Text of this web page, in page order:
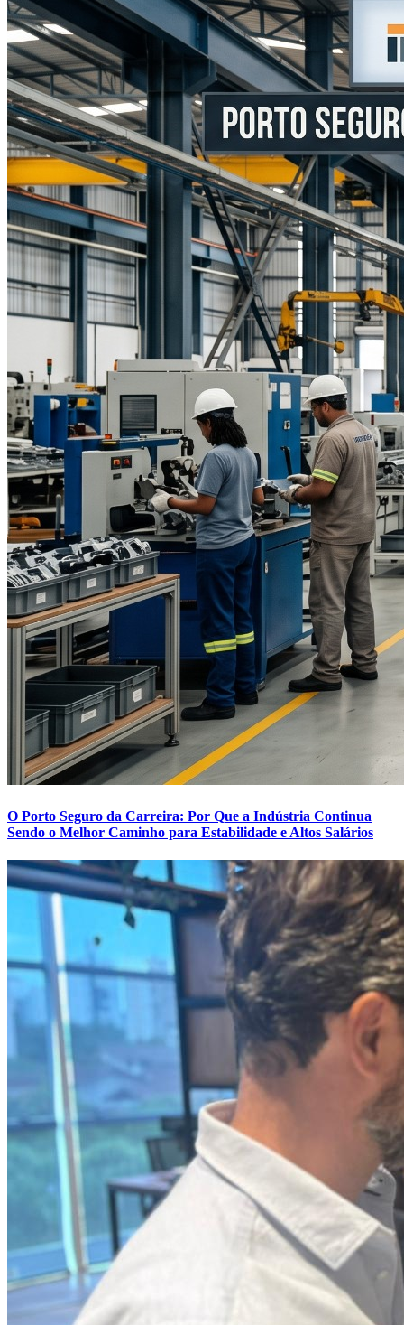
O Porto Seguro da Carreira: Por Que a Indústria Continua
Sendo o Melhor Caminho para Estabilidade e Altos Salários